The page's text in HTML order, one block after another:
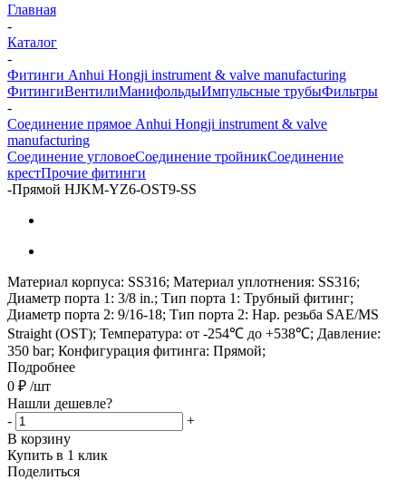
Главная
-
Каталог
-
Фитинги Anhui Hongji instrument & valve manufacturing
ФитингиВентилиМанифольдыИмпульсные трубыФильтры
-
Соединение прямое Anhui Hongji instrument & valve
manufacturing
Соединение угловоеСоединение тройникСоединение
крестПрочие фитинги
-Прямой HJKM-YZ6-OST9-SS
Материал корпуса: SS316; Материал уплотнения: SS316;
Диаметр порта 1: 3/8 in.; Тип порта 1: Трубный фитинг;
Диаметр порта 2: 9/16-18; Тип порта 2: Нар. резьба SAE/MS
Straight (OST); Температура: от -254℃ до +538℃; Давление:
350 bar; Конфигурация фитинга: Прямой;
Подробнее
0 ₽ /шт
Нашли дешевле?
-
+
В корзину
Купить в 1 клик
Поделиться